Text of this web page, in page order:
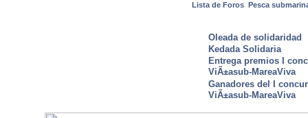
Lista de Foros Pesca
Oleada de solidaridad
Kedada Solidaria
Entrega premios I
ViÃ±asub-MareaViva
Ganadores del I
ViÃ±asub-MareaViva